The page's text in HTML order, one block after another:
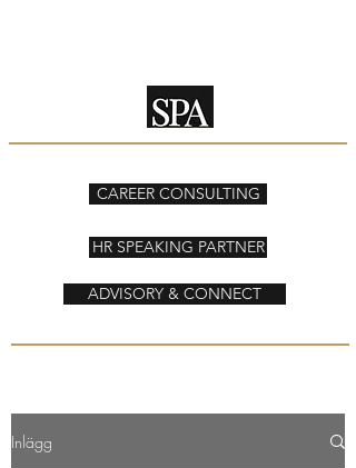
CAREER CONSULTING
HR SPEAKING PARTNER
ADVISORY & CONNECT
Inlägg